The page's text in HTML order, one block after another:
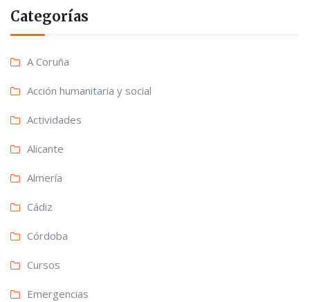
Categorías
A Coruña
Acción humanitaria y social
Actividades
Alicante
Almería
Cádiz
Córdoba
Cursos
Emergencias